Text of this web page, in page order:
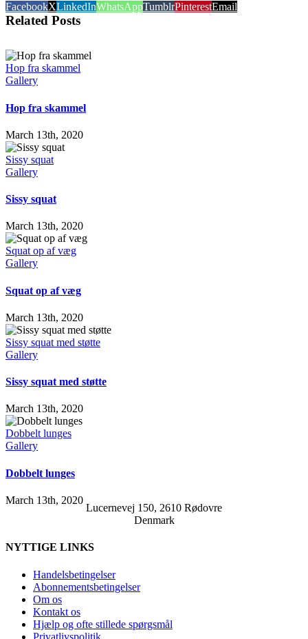
FacebookXLinkedInWhatsAppTumblrPinterestEmail
Related Posts
Hop fra skammel
Gallery
Hop fra skammel
March 13th, 2020
Sissy squat
Gallery
Sissy squat
March 13th, 2020
Squat op af væg
Gallery
Squat op af væg
March 13th, 2020
Sissy squat med støtte
Gallery
Sissy squat med støtte
March 13th, 2020
Dobbelt lunges
Gallery
Dobbelt lunges
March 13th, 2020
Lucernevej 150, 2610 Rødovre
Denmark
NYTTIGE LINKS
Handelsbetingelser
Abonnementsbetingelser
Om os
Kontakt os
Hjælp og ofte stillede spørgsmål
Privatlivspolitik